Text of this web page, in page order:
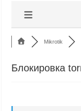
Mikrotik
Блокировка